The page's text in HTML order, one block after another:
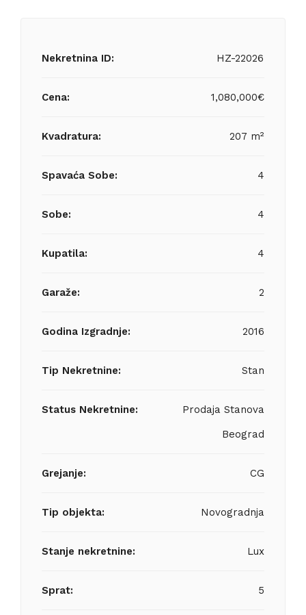
Nekretnina ID: HZ-22026
Cena: 1,080,000€
Kvadratura: 207 m²
Spavaća Sobe: 4
Sobe: 4
Kupatila: 4
Garaže: 2
Godina Izgradnje: 2016
Tip Nekretnine: Stan
Status Nekretnine:
Prodaja Stanova
Beograd
Grejanje: CG
Tip objekta: Novogradnja
Stanje nekretnine: Lux
Sprat: 5